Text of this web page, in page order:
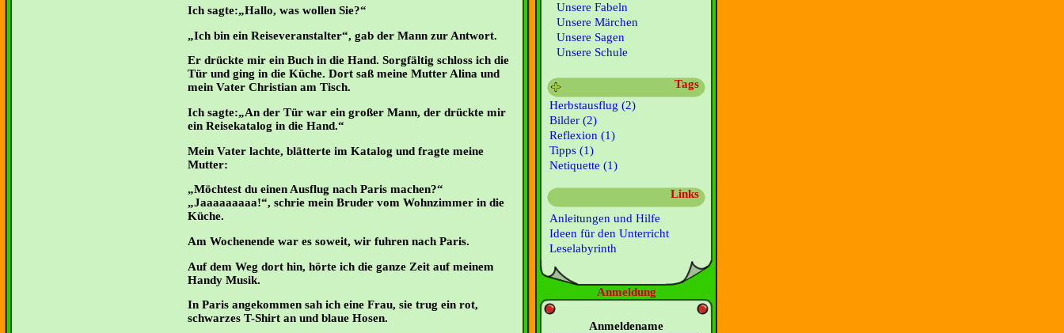
Ich sagte:„Hallo, was wollen Sie?“
Ich bin ein Reiseveranstalter“, gab der Mann zur Antwort.
Er drückte mir ein Buch in die Hand. Sorgfältig schloss ich die
Tür und ging in die Küche. Dort saß meine Mutter Alina und
mein Vater Christian am Tisch.
Ich sagte:„An der Tür war ein großer Mann, der drückte mir
ein Reisekatalog in die Hand.“
Mein Vater lachte, blätterte im Katalog und fragte meine
Mutter:
Möchtest du einen Ausflug nach Paris machen?“
Jaaaaaaaaa!“, schrie mein Bruder vom Wohnzimmer in die
Küche.
Am Wochenende war es soweit, wir fuhren nach Paris.
Auf dem Weg dort hin, hörte ich die ganze Zeit auf meinem
Handy Musik.
In Paris angekommen sah ich eine Frau, sie trug ein rot,
schwarzes T-Shirt an und blaue Hosen.
Unsere Fabeln
Unsere Märchen
Unsere Sagen
Unsere Schule
Tags
Herbstausflug (2)
Bilder (2)
Reflexion (1)
Tipps (1)
Netiquette (1)
Links
Anleitungen und Hilfe
Ideen für den Unterricht
Leselabyrinth
Anmeldung
Anmeldename